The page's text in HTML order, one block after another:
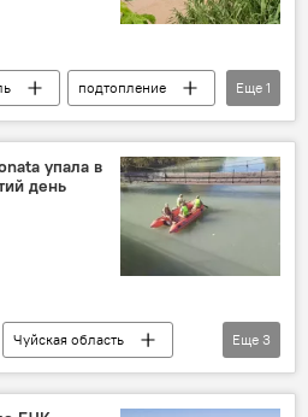
подтопление
Еще 1
упала в
день
Чуйская область
МЧС
Еще 3